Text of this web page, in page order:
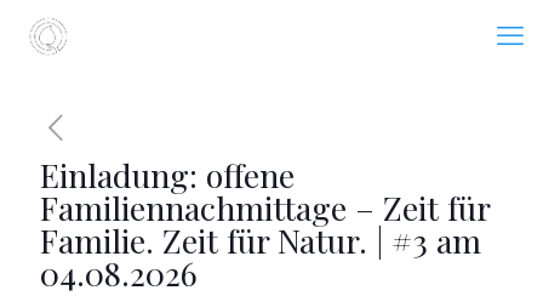
Einladung: offene
Familiennachmittage – Zeit für
Familie. Zeit für Natur. | #3 am
04.08.2026